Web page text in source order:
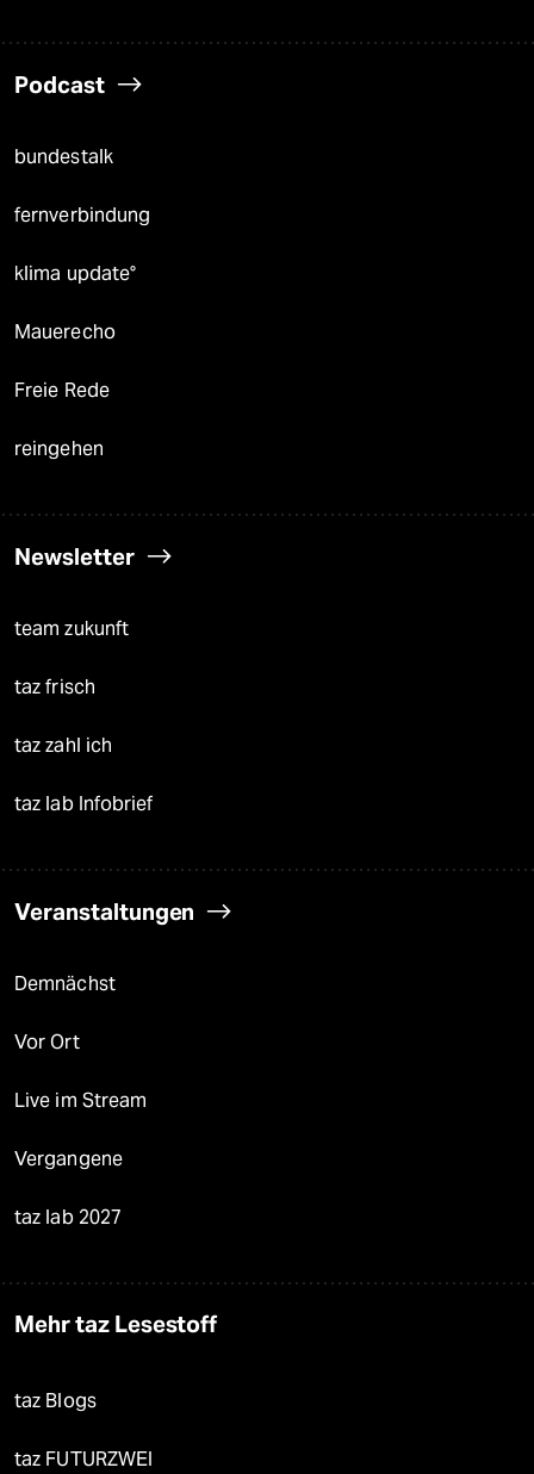
Podcast
bundestalk
fernverbindung
klima update°
Mauerecho
Freie Rede
reingehen
Newsletter
team zukunft
taz frisch
taz zahl ich
taz lab Infobrief
Veranstaltungen
Demnächst
Vor Ort
Live im Stream
Vergangene
taz lab 2027
Mehr taz Lesestoff
taz Blogs
taz FUTURZWEI